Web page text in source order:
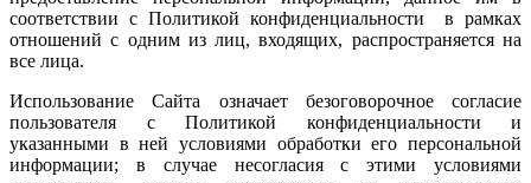
соответствии с Политикой конфиденциальностив рамках
отношений с одним из лиц, входящих, распространяется на
все лица.
Использование Сайта означает безоговорочное согласие
пользователя с Политикой конфиденциальности и
указанными в ней условиями обработки его персональной
информации; в случае несогласия с этими условиями